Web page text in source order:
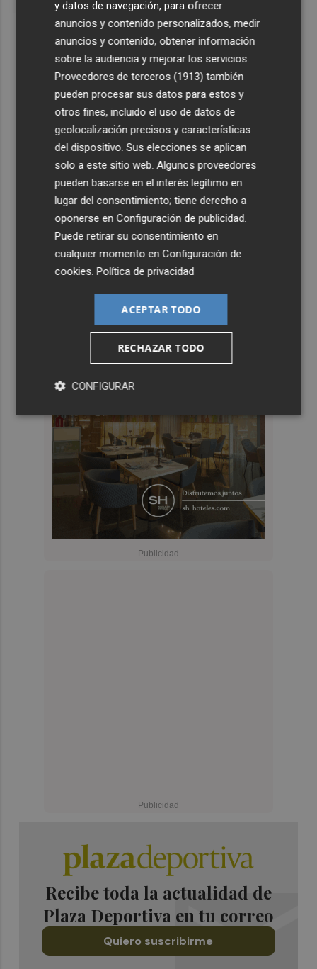
Recibe toda la actualidad de
Plaza Deportiva en tu correo
Quiero suscribirme
y datos de navegación, para ofrecer
anuncios y contenido personalizados, medir
anuncios y contenido, obtener información
sobre la audiencia y mejorar los servicios.
Proveedores de terceros (1913) también
pueden procesar sus datos para estos y
otros fines, incluido el uso de datos de
geolocalización precisos y características
del dispositivo. Sus elecciones se aplican
solo a este sitio web. Algunos proveedores
pueden basarse en el interés legítimo en
lugar del consentimiento; tiene derecho a
oponerse enConfiguración de publicidad
Puede retirar su consentimiento en
cualquier momento enConfiguración de
cookies .Política de privacidad
ACEPTAR TODO
RECHAZAR TODO
CONFIGURAR